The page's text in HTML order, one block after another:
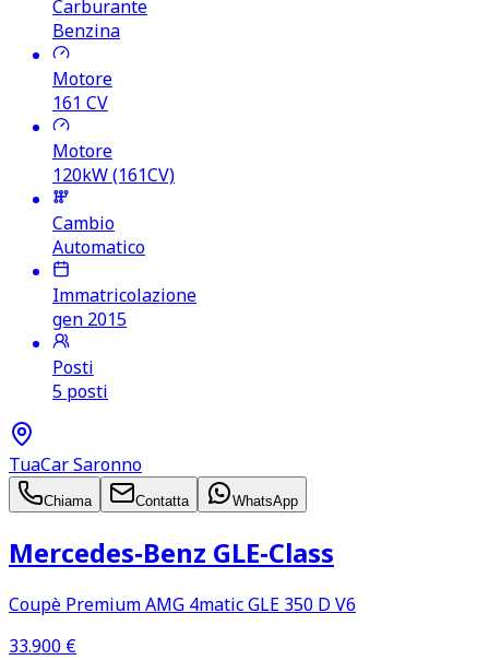
Carburante
Benzina
Motore
161 CV
Motore
120kW (161CV)
Cambio
Automatico
Immatricolazione
gen 2015
Posti
5 posti
TuaCar Saronno
Chiama Contatta WhatsApp
Mercedes‑Benz GLE‑Class
Coupè Premium AMG 4matic GLE 350 D V6
33.900 €